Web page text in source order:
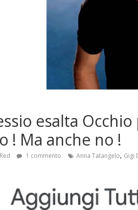
esalta
! Ma anche no !
Red 1 commento Anna Tatangelo, Gigi